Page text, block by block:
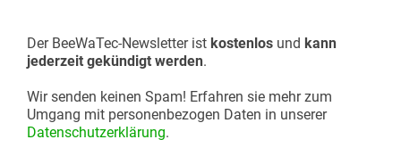
Der BeeWaTec-Newsletter ist kostenlos und kann
jederzeit gekündigt werden.
Wir senden keinen Spam! Erfahren sie mehr zum
Umgang mit personenbezogen Daten in unserer
Datenschutzerklärung.